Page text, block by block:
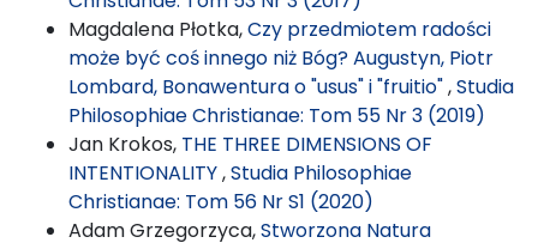
Magdalena Płotka,Czy przedmiotem radości
może być coś innego niż Bóg? Augustyn, Piotr
Lombard, Bonawentura o "usus" i "fruitio",Studia
Philosophiae Christianae: Tom 55 Nr 3 (2019)
Jan Krokos, THE THREE DIMENSIONS OF
INTENTIONALITY,Studia Philosophiae
Christianae: Tom 56 Nr S1 (2020)
Adam Grzegorzyca,Stworzona Natura